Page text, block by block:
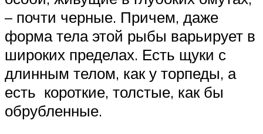
– почти черные. Причем, даже
форма тела этой рыбы варьирует в
широких пределах. Есть щуки с
длинным телом, как у торпеды, а
есть короткие, толстые, как бы
обрубленные.